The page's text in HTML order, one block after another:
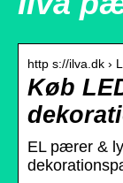
http s://ilva.dk ›
Køb
EL pærer &